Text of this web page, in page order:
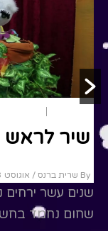
שיר לראש
By שרית ברנס / אוגוסט 23, 2021
שנים עשר
שחום נחמד